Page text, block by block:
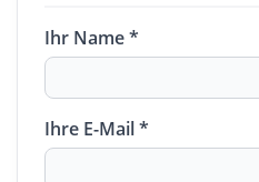
Ihr Name *
Ihre E-Mail *